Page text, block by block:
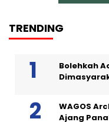
TRENDING
Bolehkah
WAGOS
Ajang